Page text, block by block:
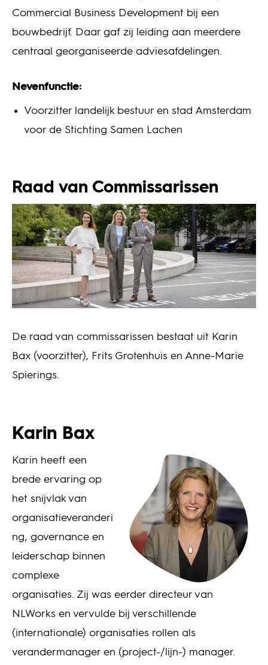
Commercial Business Development bij een
bouwbedrijf. Daar gaf zij leiding aan meerdere
centraal georganiseerde adviesafdelingen.
Nevenfunctie:
Voorzitter landelijk bestuur en stad Amsterdam
voor de Stichting Samen Lachen
Raad van Commissarissen
De raad van commissarissen bestaat uit Karin
Bax (voorzitter), Frits Grotenhuis en Anne-Marie
Spierings.
Karin Bax
Karin heeft een
brede ervaring op
het snijvlak van
organisatieveranderi
ng, governance en
leiderschap binnen
complexe
organisaties. Zij was eerder directeur van
NLWorks en vervulde bij verschillende
(internationale) organisaties rollen als
verandermanager en (project-/lijn-) manager.